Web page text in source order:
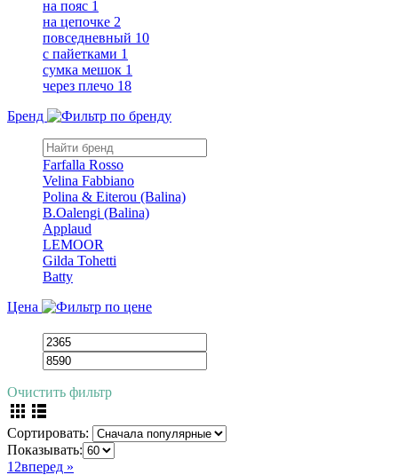
на пояс 1
на цепочке 2
повседневный 10
с пайетками 1
сумка мешок 1
через плечо 18
Бренд
Farfalla Rosso
Velina Fabbiano
Polina & Eiterou (Balina)
B.Oalengi (Balina)
Applaud
LEMOOR
Gilda Tohetti
Batty
Цена
Очистить фильтр
Сортировать:
Показывать:
1 2вперед »